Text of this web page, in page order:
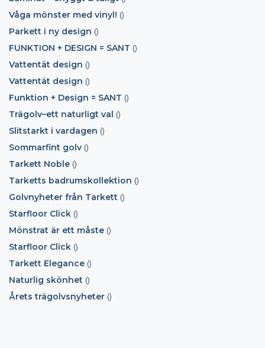
Våga mönster med vinyl! ()
Parkett i ny design ()
FUNKTION + DESIGN = SANT ()
Vattentät design ()
Vattentät design ()
Funktion + Design = SANT ()
Trägolv–ett naturligt val ()
Slitstarkt i vardagen ()
Sommarfint golv ()
Tarkett Noble ()
Tarketts badrumskollektion ()
Golvnyheter från Tarkett ()
Starfloor Click ()
Mönstrat är ett måste ()
Starfloor Click ()
Tarkett Elegance ()
Naturlig skönhet ()
Årets trägolvsnyheter ()